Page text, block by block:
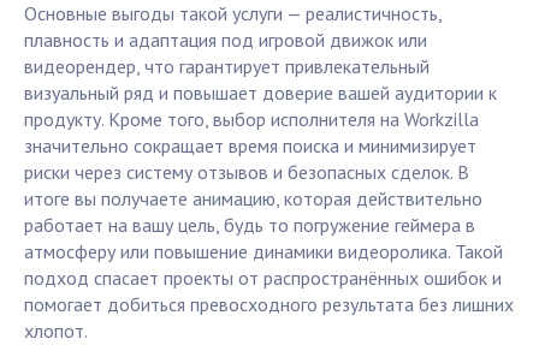
Основные выгоды такой услуги — реалистичность,
плавность и адаптация под игровой движок или
видеорендер, что гарантирует привлекательный
визуальный ряд и повышает доверие вашей аудитории к
продукту. Кроме того, выбор исполнителя на Workzilla
значительно сокращает время поиска и минимизирует
риски через систему отзывов и безопасных сделок. В
итоге вы получаете анимацию, которая действительно
работает на вашу цель, будь то погружение геймера в
атмосферу или повышение динамики видеоролика. Такой
подход спасает проекты от распространённых ошибок и
помогает добиться превосходного результата без лишних
хлопот.